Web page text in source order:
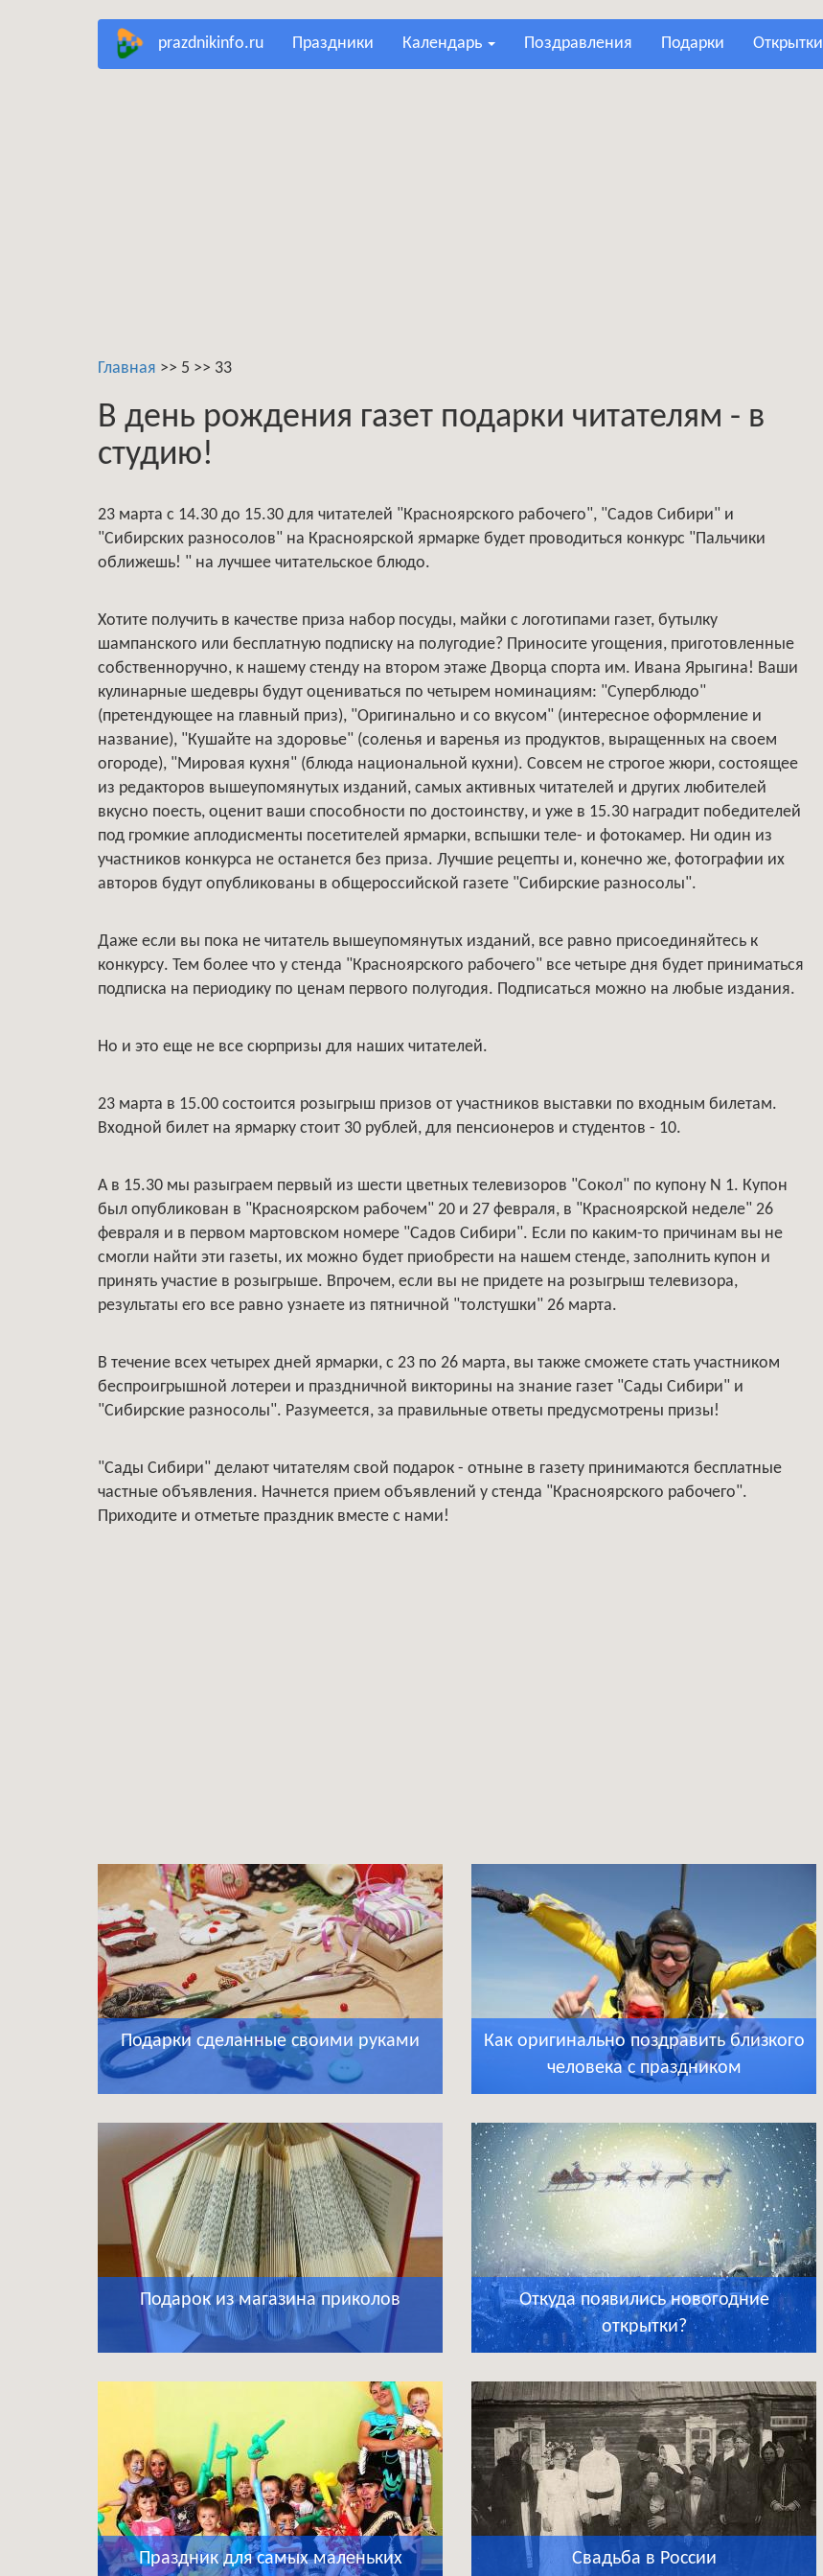
prazdnikinfo.ru праздники календарь поздравления подарки открытки
Главная >> 5 >> 33
В день рождения газет подарки читателям - в
студию!
23 марта с 14.30 до 15.30 для читателей "Красноярского рабочего", "Садов Сибири" и
"Сибирских разносолов" на Красноярской ярмарке будет проводиться конкурс "Пальчики
оближешь! " на лучшее читательское блюдо.
Хотите получить в качестве приза набор посуды, майки с логотипами газет, бутылку
шампанского или бесплатную подписку на полугодие? Приносите угощения, приготовленные
собственноручно, к нашему стенду на втором этаже Дворца спорта им. Ивана Ярыгина! Ваши
кулинарные шедевры будут оцениваться по четырем номинациям: "Суперблюдо"
(претендующее на главный приз), "Оригинально и со вкусом" (интересное оформление и
название), "Кушайте на здоровье" (соленья и варенья из продуктов, выращенных на своем
огороде), "Мировая кухня" (блюда национальной кухни). Совсем не строгое жюри, состоящее
из редакторов вышеупомянутых изданий, самых активных читателей и других любителей
вкусно поесть, оценит ваши способности по достоинству, и уже в 15.30 наградит победителей
под громкие аплодисменты посетителей ярмарки, вспышки теле- и фотокамер. Ни один из
участников конкурса не останется без приза. Лучшие рецепты и, конечно же, фотографии их
авторов будут опубликованы в общероссийской газете "Сибирские разносолы".
Даже если вы пока не читатель вышеупомянутых изданий, все равно присоединяйтесь к
конкурсу. Тем более что у стенда "Красноярского рабочего" все четыре дня будет приниматься
подписка на периодику по ценам первого полугодия. Подписаться можно на любые издания.
Но и это еще не все сюрпризы для наших читателей.
23 марта в 15.00 состоится розыгрыш призов от участников выставки по входным билетам.
Входной билет на ярмарку стоит 30 рублей, для пенсионеров и студентов - 10.
А в 15.30 мы разыграем первый из шести цветных телевизоров "Сокол" по купону N 1. Купон
был опубликован в "Красноярском рабочем" 20 и 27 февраля, в "Красноярской неделе" 26
февраля и в первом мартовском номере "Садов Сибири". Если по каким-то причинам вы не
смогли найти эти газеты, их можно будет приобрести на нашем стенде, заполнить купон и
принять участие в розыгрыше. Впрочем, если вы не придете на розыгрыш телевизора,
результаты его все равно узнаете из пятничной "толстушки" 26 марта.
В течение всех четырех дней ярмарки, с 23 по 26 марта, вы также сможете стать участником
беспроигрышной лотереи и праздничной викторины на знание газет "Сады Сибири" и
"Сибирские разносолы". Разумеется, за правильные ответы предусмотрены призы!
"Сады Сибири" делают читателям свой подарок - отныне в газету принимаются бесплатные
частные объявления. Начнется прием объявлений у стенда "Красноярского рабочего".
Приходите и отметьте праздник вместе с нами!
Подарки сделанные своими руками
Как оригинально поздравить близкого
человека с праздником
Подарок из магазина приколов
Откуда появились новогодние
открытки?
Праздник для самых маленьких Свадьба в России